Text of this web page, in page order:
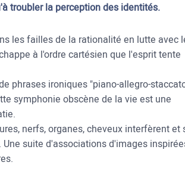
troubler la perception des identités.
les failles de la rationalité en lutte avec
à l'ordre cartésien que l'esprit tente
phrases ironiques "piano-allegro-
symphonie obscène de la vie est une
nerfs, organes, cheveux interfèrent et
suite d'associations d'images